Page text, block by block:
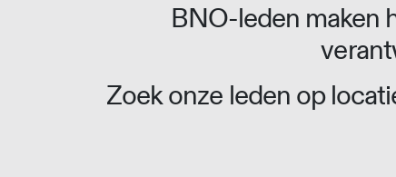
BNO-leden maken
Zoek onze leden op